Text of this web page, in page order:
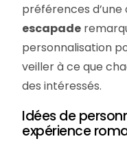
préférences d’une
escapade
personnalisation
veiller à ce que
des intéressés.
Idées de
expérience